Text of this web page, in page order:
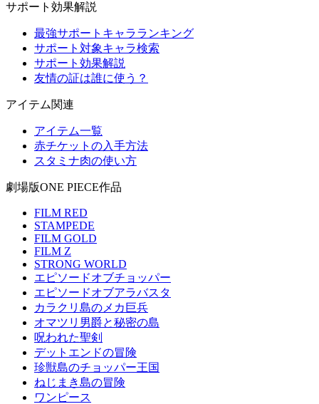
サポート効果解説
最強サポートキャラランキング
サポート対象キャラ検索
サポート効果解説
友情の証は誰に使う？
アイテム関連
アイテム一覧
赤チケットの入手方法
スタミナ肉の使い方
劇場版ONE PIECE作品
FILM RED
STAMPEDE
FILM GOLD
FILM Z
STRONG WORLD
エピソードオブチョッパー
エピソードオブアラバスタ
カラクリ島のメカ巨兵
オマツリ男爵と秘密の島
呪われた聖剣
デットエンドの冒険
珍獣島のチョッパー王国
ねじまき島の冒険
ワンピース